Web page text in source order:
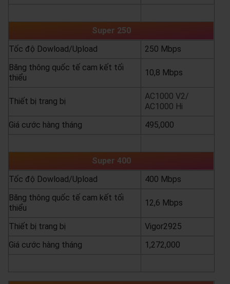
Super 250
Tốc độ Dowload/Upload
250 Mbps
Băng thông quốc tế cam kết tối
thiểu
10,8 Mbps
Thiết bị trang bị
AC1000 V2/
AC1000 Hi
Giá cước hàng tháng
495,000
Super 400
Tốc độ Dowload/Upload
400 Mbps
Băng thông quốc tế cam kết tối
thiểu
12,6 Mbps
Thiết bị trang bị
Vigor2925
Giá cước hàng tháng
1,272,000